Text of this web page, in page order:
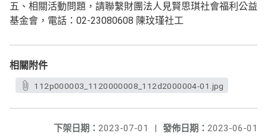
五、相關活動問題，請聯繫財團法人見賢思琪社會福利公益
基金會，電話：02-23080608 陳玟瑾社工
相關附件
112p000003_1120000008_112d2000004-01.jpg
發佈日期： 2023-06-01
下架日期： 2023-07-01 |